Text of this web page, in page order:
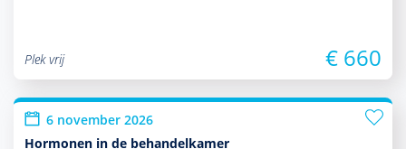
Plek vrij € 660
6 november 2026
Hormonen in de behandelkamer